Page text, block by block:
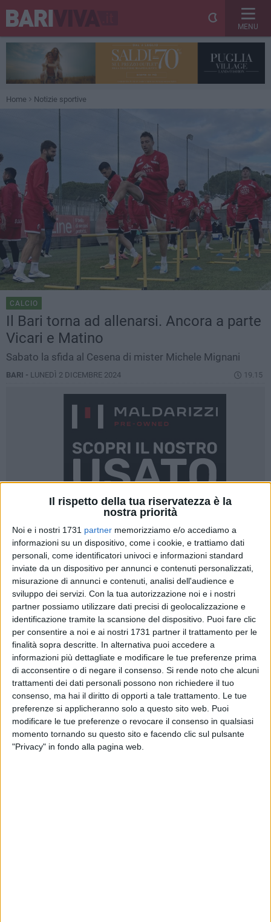
Il rispetto della tua riservatezza è la
nostra priorità
Noi e i nostri 1731 partner memorizziamo e/o accediamo a
informazioni su un dispositivo, come i cookie, e trattiamo dati
personali, come identificatori univoci e informazioni standard
inviate da un dispositivo per annunci e contenuti personalizzati,
misurazione di annunci e contenuti, analisi dell'audience e
sviluppo dei servizi. Con la tua autorizzazione noi e i nostri
partner possiamo utilizzare dati precisi di geolocalizzazione e
identificazione tramite la scansione del dispositivo. Puoi fare clic
per consentire a noi e ai nostri 1731 partner il trattamento per le
finalità sopra descritte. In alternativa puoi accedere a
informazioni più dettagliate e modificare le tue preferenze prima
di acconsentire o di negare il consenso. Si rende noto che alcuni
trattamenti dei dati personali possono non richiedere il tuo
consenso, ma hai il diritto di opporti a tale trattamento. Le tue
preferenze si applicheranno solo a questo sito web. Puoi
modificare le tue preferenze o revocare il consenso in qualsiasi
momento tornando su questo sito e facendo clic sul pulsante
"Privacy" in fondo alla pagina web.
MENU
Home Notizie sportive
CALCIO
Il Bari torna ad allenarsi. Ancora a parte
Vicari e Matino
Sabato la sfida al Cesena di mister Michele Mignani
BARI - LUNEDÌ 2 DICEMBRE 2024 19.15
18
Dopo la domenica di riposo la squadra ha ripreso quest'oggi
gli allenamenti dando di fatto inizio alla settimana di lavoro
tipo in vista della sfida contro il Cesena in programma
sabato 7 dicembre, a partire dalle ore 15:00, sul terreno del
San Nicola.
Dopo un prologo di attivazione muscolare in palestra, il
gruppo ha lavorato sul terreno dell'Antistadio (lavoro
modulato in intensità per alcuni elementi della rosa che
hanno accumulato un importante minutaggio nell'ultima